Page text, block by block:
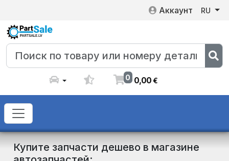
Аккаунт RU
0 0,00€
Купите запчасти дешево в магазине